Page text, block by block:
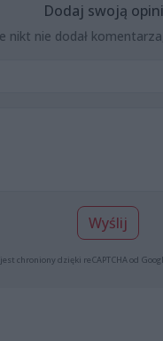
Dodaj swoją
nikt nie dodał
Wyślij
chroniony dzięki reCAPTCHA od